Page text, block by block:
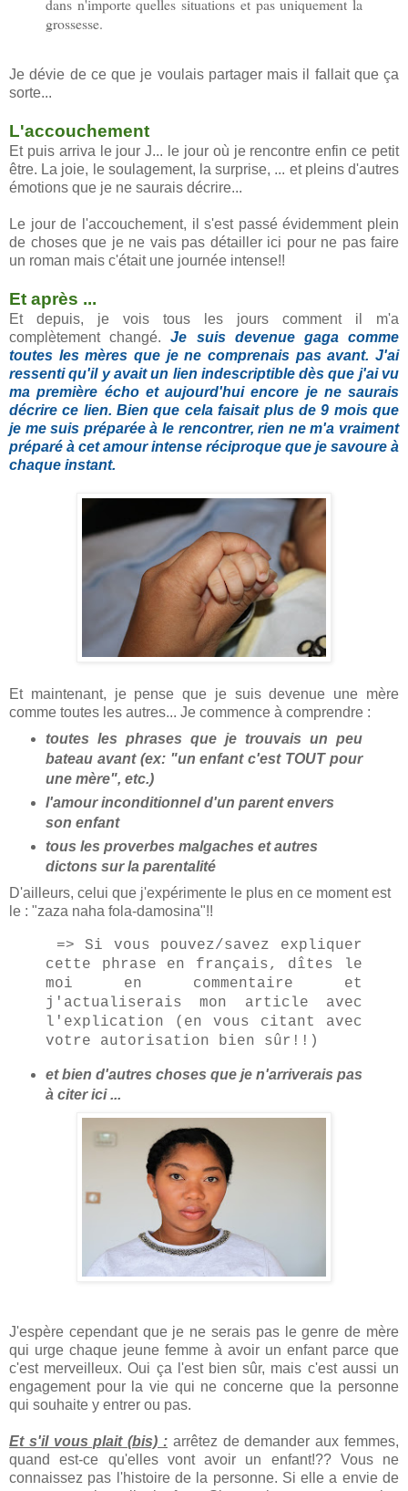
grossesse.
Je dévie de ce que je voulais partager mais il fallait que ça
sorte...
L'accouchement
Et puis arriva le jour J... le jour où je rencontre enfin ce petit
être. La joie, le soulagement, la surprise, ... et pleins d'autres
émotions que je ne saurais décrire...
Le jour de l'accouchement, il s'est passé évidemment plein
de choses que je ne vais pas détailler ici pour ne pas faire
un roman mais c'était une journée intense!!
Et après ...
Et depuis, je vois tous les jours comment il m'a
complètement changé.Je suis devenue gaga comme
toutes les mères que je ne comprenais pas avant. J'ai
ressenti qu'il y avait un lien indescriptible dès que j'ai vu
ma première écho et aujourd'hui encore je ne saurais
décrire ce lien. Bien que cela faisait plus de 9 mois que
je me suis préparée à le rencontrer, rien ne m'a vraiment
préparé à cet amour intense réciproque que je savoure à
chaque instant.
Et maintenant, je pense que je suis devenue une mère
comme toutes les autres... Je commence à comprendre :
toutes les phrases que je trouvais un peu
bateau avant (ex: "un enfant c'est TOUT pour
une mère", etc.)
l'amour inconditionnel d'un parent envers
son enfant
tous les proverbes malgaches et autres
dictons sur la parentalité
D'ailleurs, celui que j'expérimente le plus en ce moment est
le : "zaza naha fola-damosina"!!
=> Si vous pouvez/savez expliquer
cette phrase en français, dîtes le
moi en commentaire et
j'actualiserais mon article avec
l'explication (en vous citant avec
votre autorisation bien sûr!!)
et bien d'autres choses que je n'arriverais pas
à citer ici ...
J'espère cependant que je ne serais pas le genre de mère
qui urge chaque jeune femme à avoir un enfant parce que
c'est merveilleux. Oui ça l'est bien sûr, mais c'est aussi un
engagement pour la vie qui ne concerne que la personne
qui souhaite y entrer ou pas.
Et s'il vous plait (bis) : arrêtez de demander aux femmes,
quand est-ce qu'elles vont avoir un enfant!?? Vous ne
connaissez pas l'histoire de la personne. Si elle a envie de